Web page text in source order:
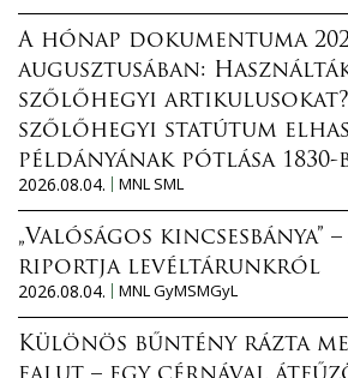
A hónap dokumentuma
augusztusában:
szőlőhegyi
szőlőhegyi statútum
példányának pótlása
2026.08.04.
MNL SML
„Valóságos kincsesbánya” –
riportja levéltárunkról
2026.08.04.
MNL GyMSMGyL
Különös bűntény rázta